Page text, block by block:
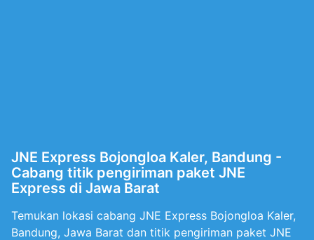
JNE Express Bojongloa Kaler, Bandung -
Cabang titik pengiriman paket JNE
Express di Jawa Barat
Temukan lokasi cabang JNE Express Bojongloa Kaler,
Bandung, Jawa Barat dan titik pengiriman paket JNE